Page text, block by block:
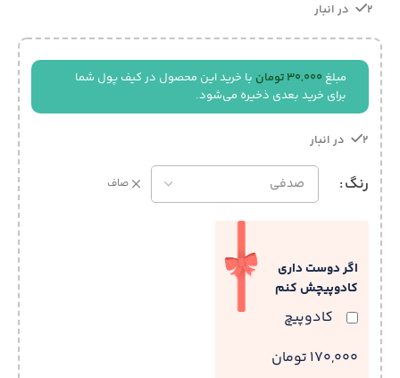
2 در انبار
مبلغ 30,000 تومان با خرید این محصول در کیف پول شما
برای خرید بعدی ذخیره می‌شود.
2 در انبار
رنگ صاف
اگر دوست داری
کادوپیچش کنم
کادوپیچ
170,000 تومان